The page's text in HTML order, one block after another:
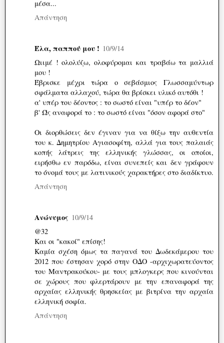
μέσα...
Απάντηση
Έλα, παππού μου ! 10/9/14
Ωιιμέ ! ολολύζω, ολοφύρομαι και τραβάω τα μαλλιά
μου !
Έβρισκε μέχρι τώρα ο σεβάσμιος Γλωσσαμύντωρ
σφάλματα αλλαχού, τώρα θα βρίσκει υλικό αυτόθι !
α' υπέρ του δέοντος : το σωστό είναι "υπέρ το δέον"
β' Ώς αναφορά το : το σωστό είναι "όσον αφορά στο"
Οι διορθώσεις δεν έγιναν για να θίξω την αυθεντία
του κ. Δημητρίου Αγιασοφίτη, αλλά για τους παλαιάς
κοπής λάτρεις της ελληνικής γλώσσας, οι οποίοι,
ειρήσθω εν παρόδω, είναι συνεπείς και δεν γράφουν
το όνομά τους με λατινικούς χαρακτήρες στο διαδίκτυο.
Απάντηση
Ανώνυμος 10/9/14
@32
Και οι "κακοί" επίσης!
Καμία σχέση όμως τα παγανά του Δωδεκάμερου του
2012 που έστησαν χορό στην ΟΔΟ -αρχιχωρατεύοντος
του Μαντρακούκου- με τους μπλογκερς που κινούνται
σε χώρους που φλερτάρουν με την επαναφορά της
αρχαίας ελληνικής θρησκείας με βιτρίνα την αρχαία
ελληνική σοφία.
Απάντηση